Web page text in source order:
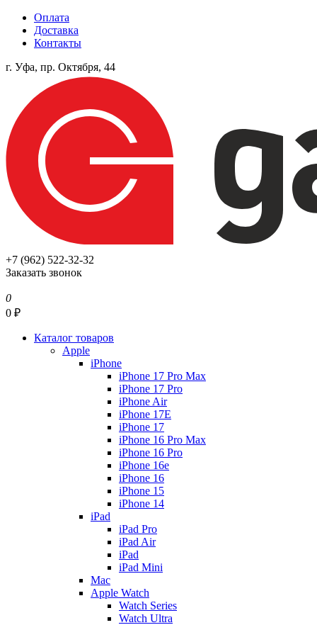
Оплата
Доставка
Контакты
г. Уфа, пр. Октября, 44
+7 (962) 522-32-32
Заказать звонок
0
0 ₽
Каталог товаров
Apple
iPhone
iPhone 17 Pro Max
iPhone 17 Pro
iPhone Air
iPhone 17E
iPhone 17
iPhone 16 Pro Max
iPhone 16 Pro
iPhone 16e
iPhone 16
iPhone 15
iPhone 14
iPad
iPad Pro
iPad Air
iPad
iPad Mini
Mac
Apple Watch
Watch Series
Watch Ultra